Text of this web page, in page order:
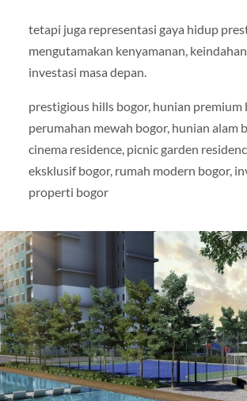
tetapi juga representasi gaya hidup
mengutamakan kenyamanan,
investasi masa depan.
prestigious hills bogor, hunian premium
perumahan mewah bogor, hunian alam
cinema residence, picnic garden
eksklusif bogor, rumah modern bogor,
properti bogor